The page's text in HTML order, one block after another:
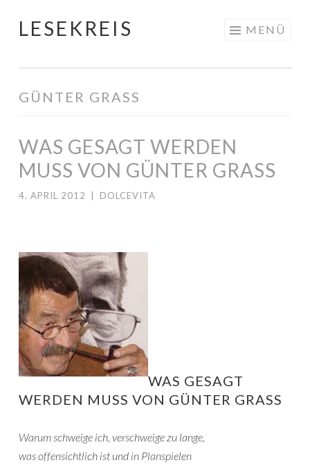
Springe
LESEKREIS MENÜ
GÜNTER GRASS
WAS GESAGT WERDEN
MUSS VON GÜNTER GRASS
4. APRIL 2012 DOLCEVITA
WAS GESAGT
WERDEN MUSS VON GÜNTER GRASS
Warum schweige ich, verschweige zu lange,
was offensichtlich ist und in Planspielen